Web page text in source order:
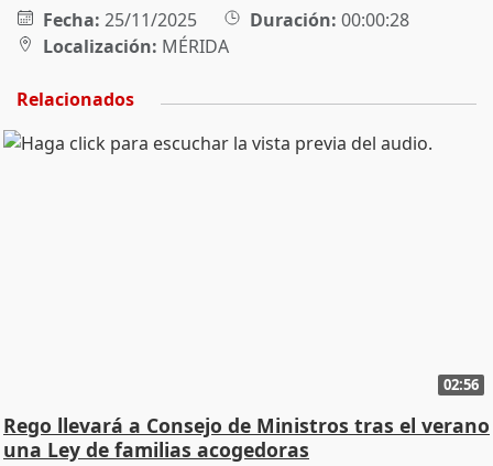
Fecha: 25/11/2025 Duración: 00:00:28
Localización: MÉRIDA
Relacionados
02:56
Rego llevará a Consejo de Ministros tras el verano
una Ley de familias acogedoras